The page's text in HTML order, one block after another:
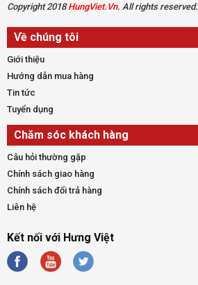
Copyright 2018HungViet.Vn. All rights reserved.
Về chúng tôi
Giới thiệu
Hướng dẫn mua hàng
Tin tức
Tuyển dụng
Chăm sóc khách hàng
Câu hỏi thường gặp
Chính sách giao hàng
Chính sách đổi trả hàng
Liên hệ
Kết nối với Hưng Việt